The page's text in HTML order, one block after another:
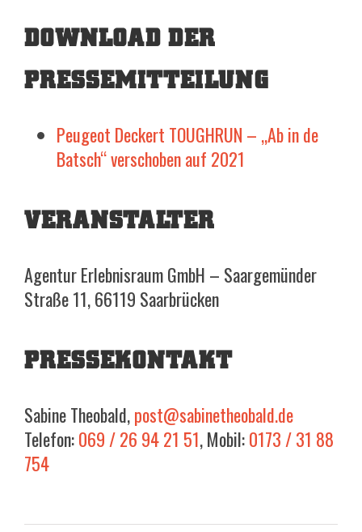
DOWNLOAD DER
PRESSEMITTEILUNG
Peugeot Deckert TOUGHRUN – „Ab in de
Batsch“ verschoben auf 2021
VERANSTALTER
Agentur Erlebnisraum GmbH – Saargemünder
Straße 11, 66119 Saarbrücken
PRESSEKONTAKT
Sabine Theobald,post@sabinetheobald.de
Telefon:069 / 26 94 21 51, Mobil:0173 / 31 88
754